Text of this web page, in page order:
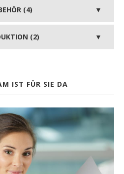
(4)
(2)
IST FÜR SIE DA